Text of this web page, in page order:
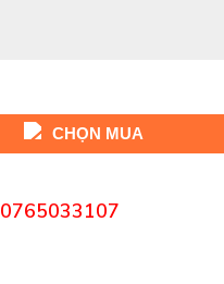
CHỌN MUA
0765033107